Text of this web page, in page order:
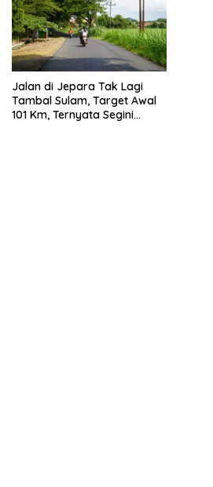
Jalan di Jepara Tak Lagi
Tambal Sulam, Target Awal
101 Km, Ternyata Segini